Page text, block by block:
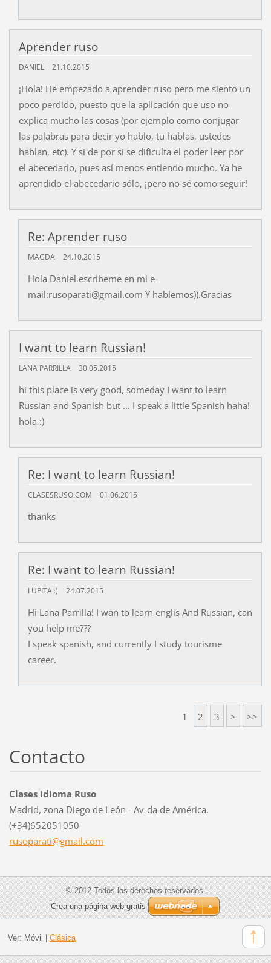
Aprender ruso
DANIEL 21.10.2015
¡Hola! He empezado a aprender ruso pero me siento un
poco perdido, puesto que la aplicación que uso no
explica mucho las cosas (por ejemplo como conjugar
las palabras para decir yo hablo, tu hablas, ustedes
hablan, etc). Y si de por si se dificulta el poder leer por
el abecedario, pues así menos entiendo mucho. Ya he
aprendido el abecedario sólo, ¡pero no sé como seguir!
Re: Aprender ruso
MAGDA 24.10.2015
Hola Daniel.escribeme en mi e-
mail:rusoparati@gmail.com Y hablemos)).Gracias
I want to learn Russian!
LANA PARRILLA 30.05.2015
hi this place is very good, someday I want to learn
Russian and Spanish but ... I speak a little Spanish haha!
hola :)
Re: I want to learn Russian!
CLASESRUSO.COM 01.06.2015
thanks
Re: I want to learn Russian!
LUPITA :) 24.07.2015
Hi Lana Parrilla! I wan to learn englis And Russian, can
you help me???
I speak spanish, and currently I study tourisme
career.
1 2 3 > >>
Contacto
Clases idioma Ruso
Madrid, zona Diego de León - Av-da de América.
(+34)652051050
rusoparati@gmail.com
© 2012 Todos los derechos reservados.
Crea una página web gratis
Ver: Móvil Clásica